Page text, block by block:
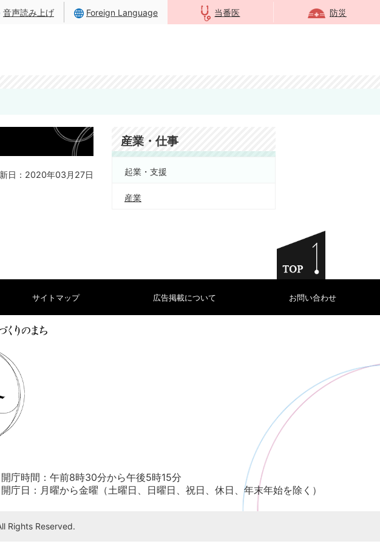
音声読み上げ Foreign Language 当番医 防災
日：2020年03月27日
産業・仕事
起業・支援
産業
サイトマップ 広告掲載について お問い合わせ
開庁時間：午前8時30分から午後5時15分
開庁日：月曜から金曜（土曜日、日曜日、祝日、休日、年末年始を除く）
Rights Reserved.